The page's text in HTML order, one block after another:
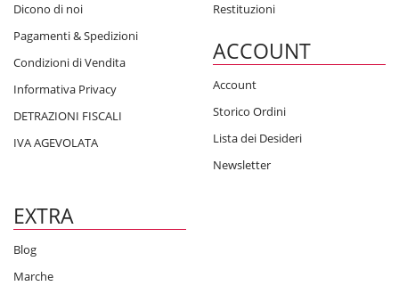
Dicono di noi
Pagamenti & Spedizioni
Condizioni di Vendita
Informativa Privacy
DETRAZIONI FISCALI
IVA AGEVOLATA
Restituzioni
ACCOUNT
Account
Storico Ordini
Lista dei Desideri
Newsletter
EXTRA
Blog
Marche